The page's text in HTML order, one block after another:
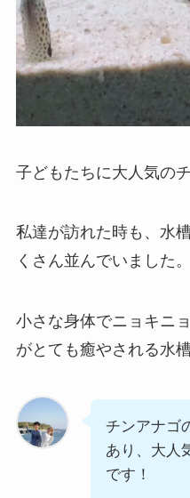
子どもたちに大人気の
私達が訪れた時も、水
くさん並んでいました。
小さな身体でニョキニ
がとても癒やされる水槽
チンアナゴ
あり、大人
です！